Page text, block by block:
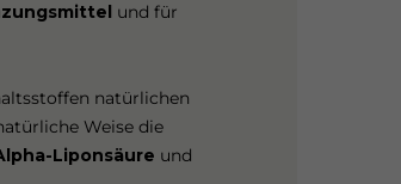
und für
natürlichen
Weise die
Liponsäure und